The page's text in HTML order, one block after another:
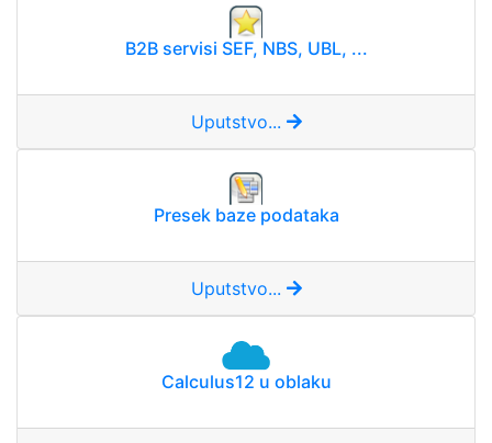
B2B servisi SEF, NBS, UBL, ...
Uputstvo...
Presek baze podataka
Uputstvo...
Calculus12 u oblaku